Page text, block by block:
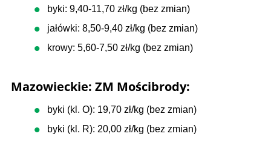
byki: 9,40-11,70 zł/kg (bez zmian)
jałówki: 8,50-9,40 zł/kg (bez zmian)
krowy: 5,60-7,50 zł/kg (bez zmian)
Mazowieckie: ZM Mościbrody:
byki (kl. O): 19,70 zł/kg (bez zmian)
byki (kl. R): 20,00 zł/kg (bez zmian)